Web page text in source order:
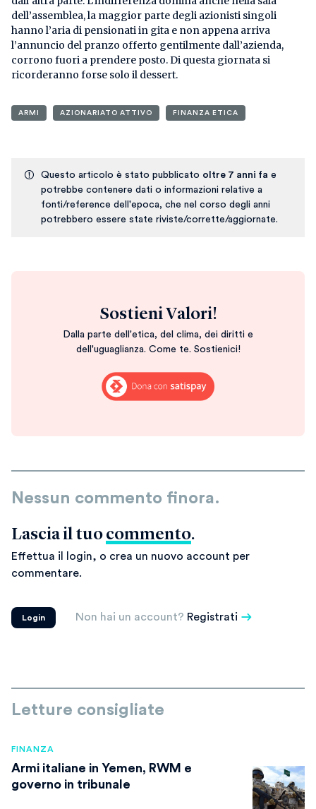
dell’assemblea, la maggior parte degli azionisti singoli
hanno l’aria di pensionati in gita e non appena arriva
l’annuncio del pranzo offerto gentilmente dall’azienda,
corrono fuori a prendere posto. Di questa giornata si
ricorderanno forse solo il dessert.
ARMI AZIONARIATO ATTIVO FINANZA ETICA
Questo articolo è stato pubblicato oltre 7 anni fa e
potrebbe contenere dati o informazioni relative a
fonti/reference dell'epoca, che nel corso degli anni
potrebbero essere state riviste/corrette/aggiornate.
Sostieni Valori!
Dalla parte dell'etica, del clima, dei diritti e
dell'uguaglianza. Come te. Sostienici!
Nessun commento finora.
Lascia il tuo commento.
Effettua il login, o crea un nuovo account per
commentare.
Login Non hai un account? Registrati
Letture consigliate
FINANZA
Armi italiane in Yemen, RWM e
governo in tribunale